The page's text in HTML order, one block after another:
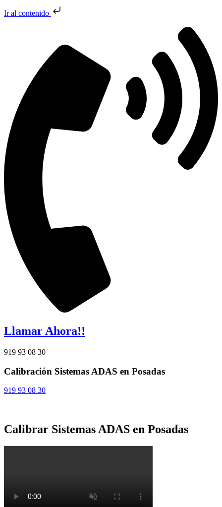
Ir al contenido
Llamar Ahora!!
919 93 08 30
Calibración Sistemas ADAS en Posadas
919 93 08 30
Calibrar Sistemas ADAS en Posadas